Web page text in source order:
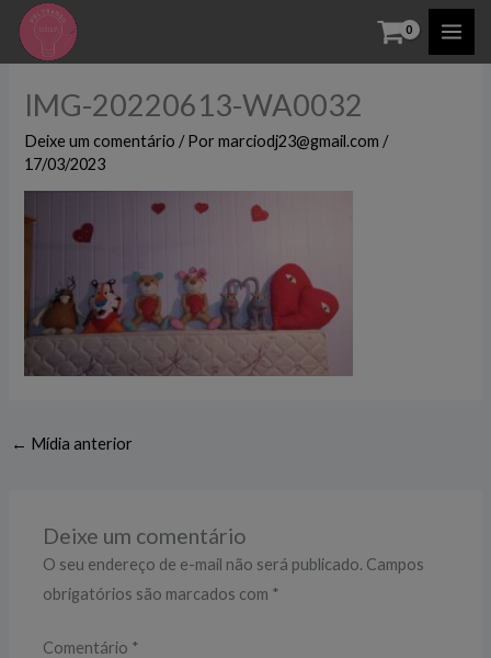
para
conteúdo
IMG-20220613-WA0032
Deixe um comentário / Pormarciodj23@gmail.com /
17/03/2023
← Mídia anterior
Deixe um comentário
O seu endereço de e-mail não será publicado. Campos
obrigatórios são marcados com *
Comentário *